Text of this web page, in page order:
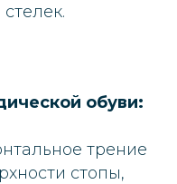
обуви:
трение
стопы,